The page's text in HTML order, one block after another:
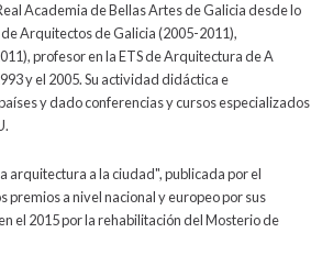
Academia de Bellas Artes de Galicia desde lo
Arquitectos de Galicia (2005-2011),
profesor en la ETS de Arquitectura de A
y el 2005. Su actividad didáctica e
y dado conferencias y cursos especializados
arquitectura a la ciudad", publicada por el
premios a nivel nacional y europeo por sus
el 2015 por la rehabilitación del Mosterio de